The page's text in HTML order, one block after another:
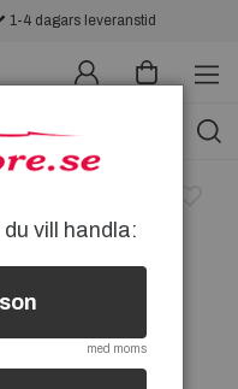
1-4 dagars leveranstid
vill handla:
med moms